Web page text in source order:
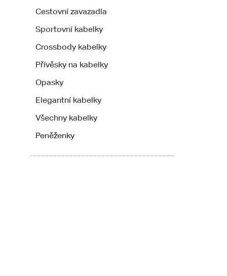
Cestovní zavazadla
Sportovní kabelky
Crossbody kabelky
Přívěsky na kabelky
Opasky
Elegantní kabelky
Všechny kabelky
Peněženky